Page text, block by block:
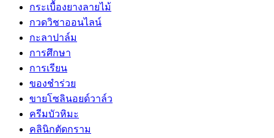
กระเบื้องยางลายไม้
กวดวิชาออนไลน์
กะลาปาล์ม
การศึกษา
การเรียน
ของชำร่วย
ขายโซลินอยด์วาล์ว
ครีมบัวหิมะ
คลินิกตัดกราม